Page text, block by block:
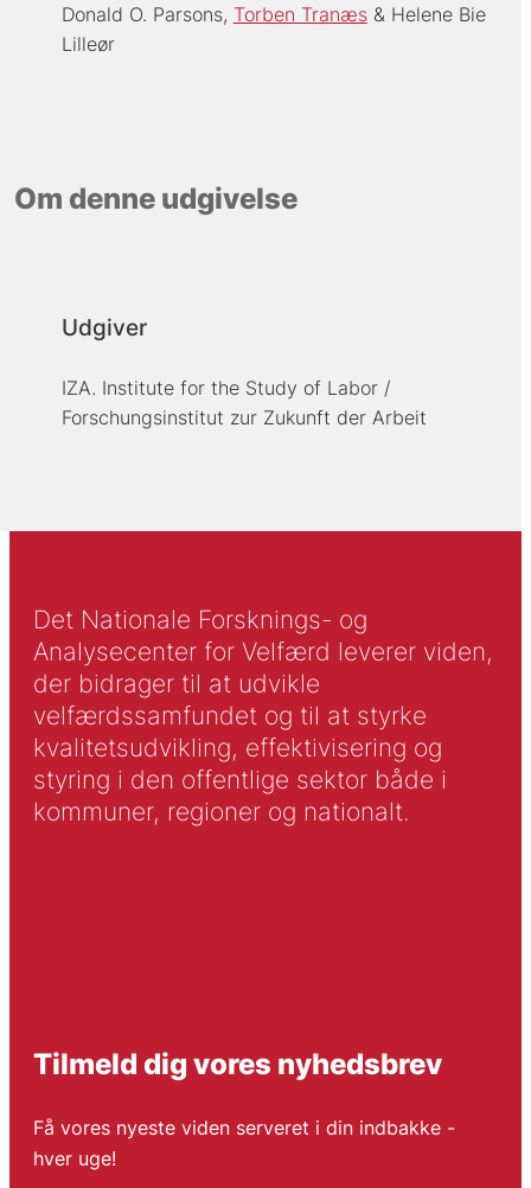
Donald O. Parsons Torben Tranæs
Helene Bie
Lilleør
Om denne udgivelse
Udgiver
IZA. Institute for the Study of Labor /
Forschungsinstitut zur Zukunft der Arbeit
Det Nationale Forsknings- og
Analysecenter for Velfærd leverer viden,
der bidrager til at udvikle
velfærdssamfundet og til at styrke
kvalitetsudvikling, effektivisering og
styring i den offentlige sektor både i
kommuner, regioner og nationalt.
Tilmeld dig vores nyhedsbrev
Få vores nyeste viden serveret i din indbakke -
hver uge!